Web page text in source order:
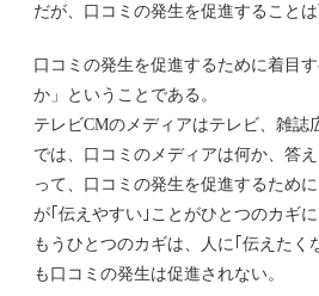
だが、口コミの発生を促進することは
口コミの発生を促進するために着目
か」ということである。
テレビCMのメディアはテレビ、雑誌
では、口コミのメディアは何か、答
って、口コミの発生を促進するため
が｢伝えやすい｣ことがひとつのカギに
もうひとつのカギは、人に｢伝えたく
も口コミの発生は促進されない。